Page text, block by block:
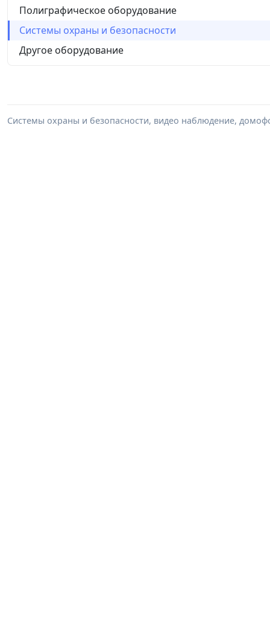
Полиграфическое оборудование
Системы охраны и безопасности
Другое оборудование
Системы охраны и безопасности, видео наблюдение,